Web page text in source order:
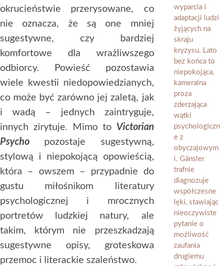
okrucieństwie przerysowane, co
nie oznacza, że są one mniej
sugestywne, czy bardziej
komfortowe dla wrażliwszego
odbiorcy. Powieść pozostawia
wiele kwestii niedopowiedzianych,
co może być zarówno jej zaletą, jak
i wadą – jednych zaintryguje,
innych zirytuje. Mimo to Victorian
Psycho pozostaje sugestywną,
stylową i niepokojącą opowieścią,
która – owszem – przypadnie do
gustu miłośnikom literatury
psychologicznej i mrocznych
portretów ludzkiej natury, ale
takim, którym nie przeszkadzają
sugestywne opisy, groteskowa
przemoc i literackie szaleństwo.